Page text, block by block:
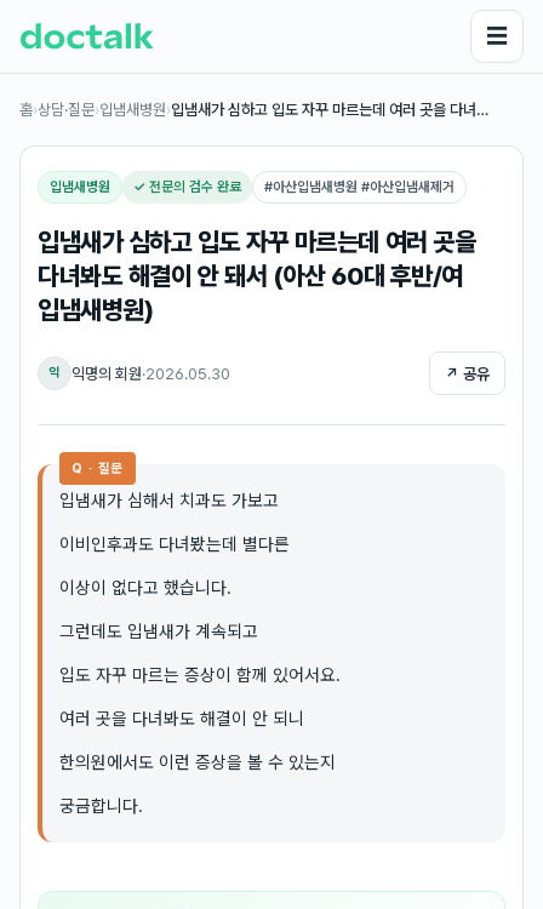
☰
홈›상담·질문›입냄새병원›입냄새가 심하고 입도 자꾸 마르는데 여러 곳을 다녀…
입냄새병원 ✓ 전문의 검수 완료 #아산입냄새병원 #아산입냄새제거
입냄새가 심하고 입도 자꾸 마르는데 여러 곳을
다녀봐도 해결이 안 돼서 (아산 60대 후반/여
입냄새병원)
익 익명의 회원·2026.05.30 ↗ 공유
Q · 질문
입냄새가 심해서 치과도 가보고
이비인후과도 다녀봤는데 별다른
이상이 없다고 했습니다.
그런데도 입냄새가 계속되고
입도 자꾸 마르는 증상이 함께 있어서요.
여러 곳을 다녀봐도 해결이 안 되니
한의원에서도 이런 증상을 볼 수 있는지
궁금합니다.